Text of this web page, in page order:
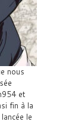
nous
et
fin à la
le